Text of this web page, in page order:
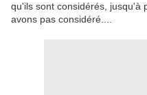
qu'ils sont considérés, jusqu'à
avons pas considéré....